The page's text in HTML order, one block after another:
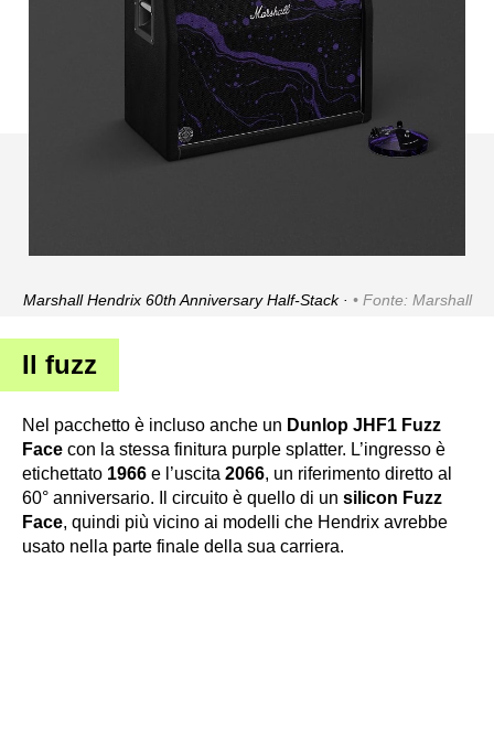
Marshall Hendrix 60th Anniversary Half-Stack · Fonte: Marshall
Il fuzz
Nel pacchetto è incluso anche un Dunlop JHF1 Fuzz
Face con la stessa finitura purple splatter. L’ingresso è
etichettato 1966 e l’uscita 2066, un riferimento diretto al
60° anniversario. Il circuito è quello di un silicon Fuzz
Face, quindi più vicino ai modelli che Hendrix avrebbe
usato nella parte finale della sua carriera.